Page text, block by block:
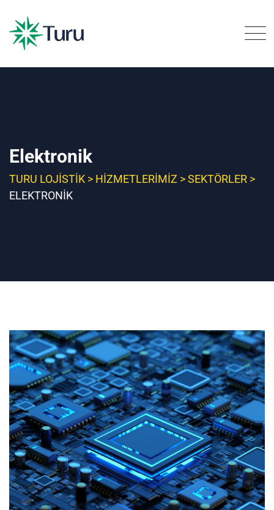
Elektronik
TURU LOJISTIK > HIZMETLERIMIZ >SEKTÖRLER >
ELEKTRONIK